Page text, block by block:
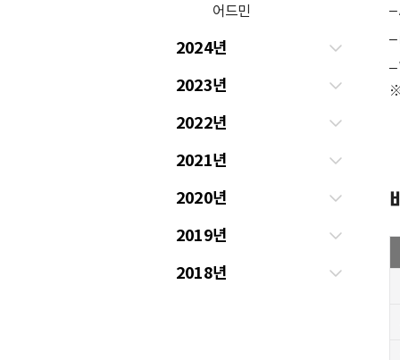
어드민
2024년
2023년
2022년
2021년
2020년
2019년
2018년
–
–
–